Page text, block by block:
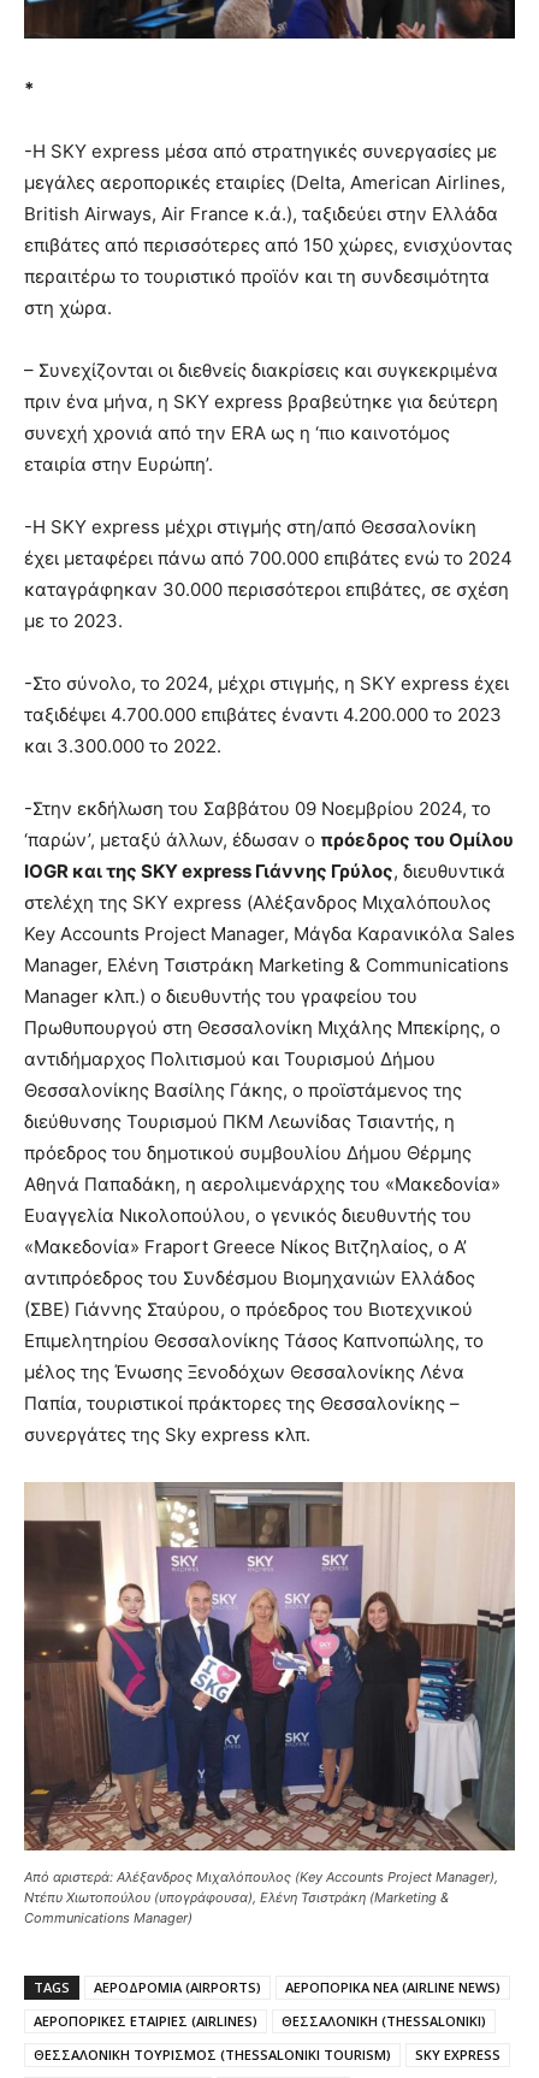
*
-Η SKY express μέσα από στρατηγικές συνεργασίες με
μεγάλες αεροπορικές εταιρίες (Delta, American Airlines,
British Airways, Air France κ.ά.), ταξιδεύει στην Ελλάδα
επιβάτες από περισσότερες από 150 χώρες, ενισχύοντας
περαιτέρω το τουριστικό προϊόν και τη συνδεσιμότητα
στη χώρα.
– Συνεχίζονται οι διεθνείς διακρίσεις και συγκεκριμένα
πριν ένα μήνα, η SKY express βραβεύτηκε για δεύτερη
συνεχή χρονιά από την ERA ως η ‘πιο καινοτόμος
εταιρία στην Ευρώπη’.
-Η SKY express μέχρι στιγμής στη/από Θεσσαλονίκη
έχει μεταφέρει πάνω από 700.000 επιβάτες ενώ το 2024
καταγράφηκαν 30.000 περισσότεροι επιβάτες, σε σχέση
με το 2023.
-Στο σύνολο, το 2024, μέχρι στιγμής, η SKY express έχει
ταξιδέψει 4.700.000 επιβάτες έναντι 4.200.000 το 2023
και 3.300.000 το 2022.
-Στην εκδήλωση του Σαββάτου 09 Νοεμβρίου 2024, το
‘παρών’, μεταξύ άλλων, έδωσαν ο πρόεδρος του Ομίλου
IOGR και της SKY express Γιάννης Γρύλος, διευθυντικά
στελέχη της SKY express (Αλέξανδρος Μιχαλόπουλος
Key Accounts Project Manager, Μάγδα Καρανικόλα Sales
Manager, Ελένη Τσιστράκη Marketing & Communications
Manager κλπ.) ο διευθυντής του γραφείου του
Πρωθυπουργού στη Θεσσαλονίκη Μιχάλης Μπεκίρης, ο
αντιδήμαρχος Πολιτισμού και Τουρισμού Δήμου
Θεσσαλονίκης Βασίλης Γάκης, ο προϊστάμενος της
διεύθυνσης Τουρισμού ΠΚΜ Λεωνίδας Τσιαντής, η
πρόεδρος του δημοτικού συμβουλίου Δήμου Θέρμης
Αθηνά Παπαδάκη, η αερολιμενάρχης του «Μακεδονία»
Ευαγγελία Νικολοπούλου, ο γενικός διευθυντής του
«Μακεδονία» Fraport Greece Νίκος Βιτζηλαίος, ο Α’
αντιπρόεδρος του Συνδέσμου Βιομηχανιών Ελλάδος
(ΣΒΕ) Γιάννης Σταύρου, ο πρόεδρος του Βιοτεχνικού
Επιμελητηρίου Θεσσαλονίκης Τάσος Καπνοπώλης, το
μέλος της Ένωσης Ξενοδόχων Θεσσαλονίκης Λένα
Παπία, τουριστικοί πράκτορες της Θεσσαλονίκης –
συνεργάτες της Sky express κλπ.
Από αριστερά: Αλέξανδρος Μιχαλόπουλος (Key Accounts Project Manager),
Ντέπυ Χιωτοπούλου (υπογράφουσα), Ελένη Τσιστράκη (Marketing &
Communications Manager)
TAGS ΑΕΡΟΔΡΟΜΙΑ (AIRPORTS)
ΑΕΡΟΠΟΡΙΚΑ ΝΕΑ (AIRLINE NEWS)
ΑΕΡΟΠΟΡΙΚΕΣ ΕΤΑΙΡΙΕΣ (AIRLINES)
ΘΕΣΣΑΛΟΝΙΚΗ (THESSALONIKI)
ΘΕΣΣΑΛΟΝΙΚΗ ΤΟΥΡΙΣΜΟΣ (THESSALONIKI TOURISM)
SKY EXPRESS